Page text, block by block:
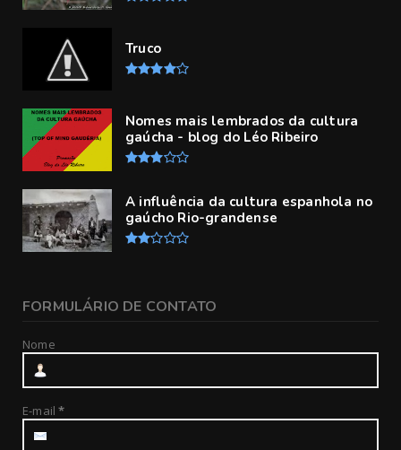
Truco
Nomes mais lembrados da cultura
gaúcha - blog do Léo Ribeiro
A influência da cultura espanhola no
gaúcho Rio-grandense
FORMULÁRIO DE CONTATO
Nome
E-mail*